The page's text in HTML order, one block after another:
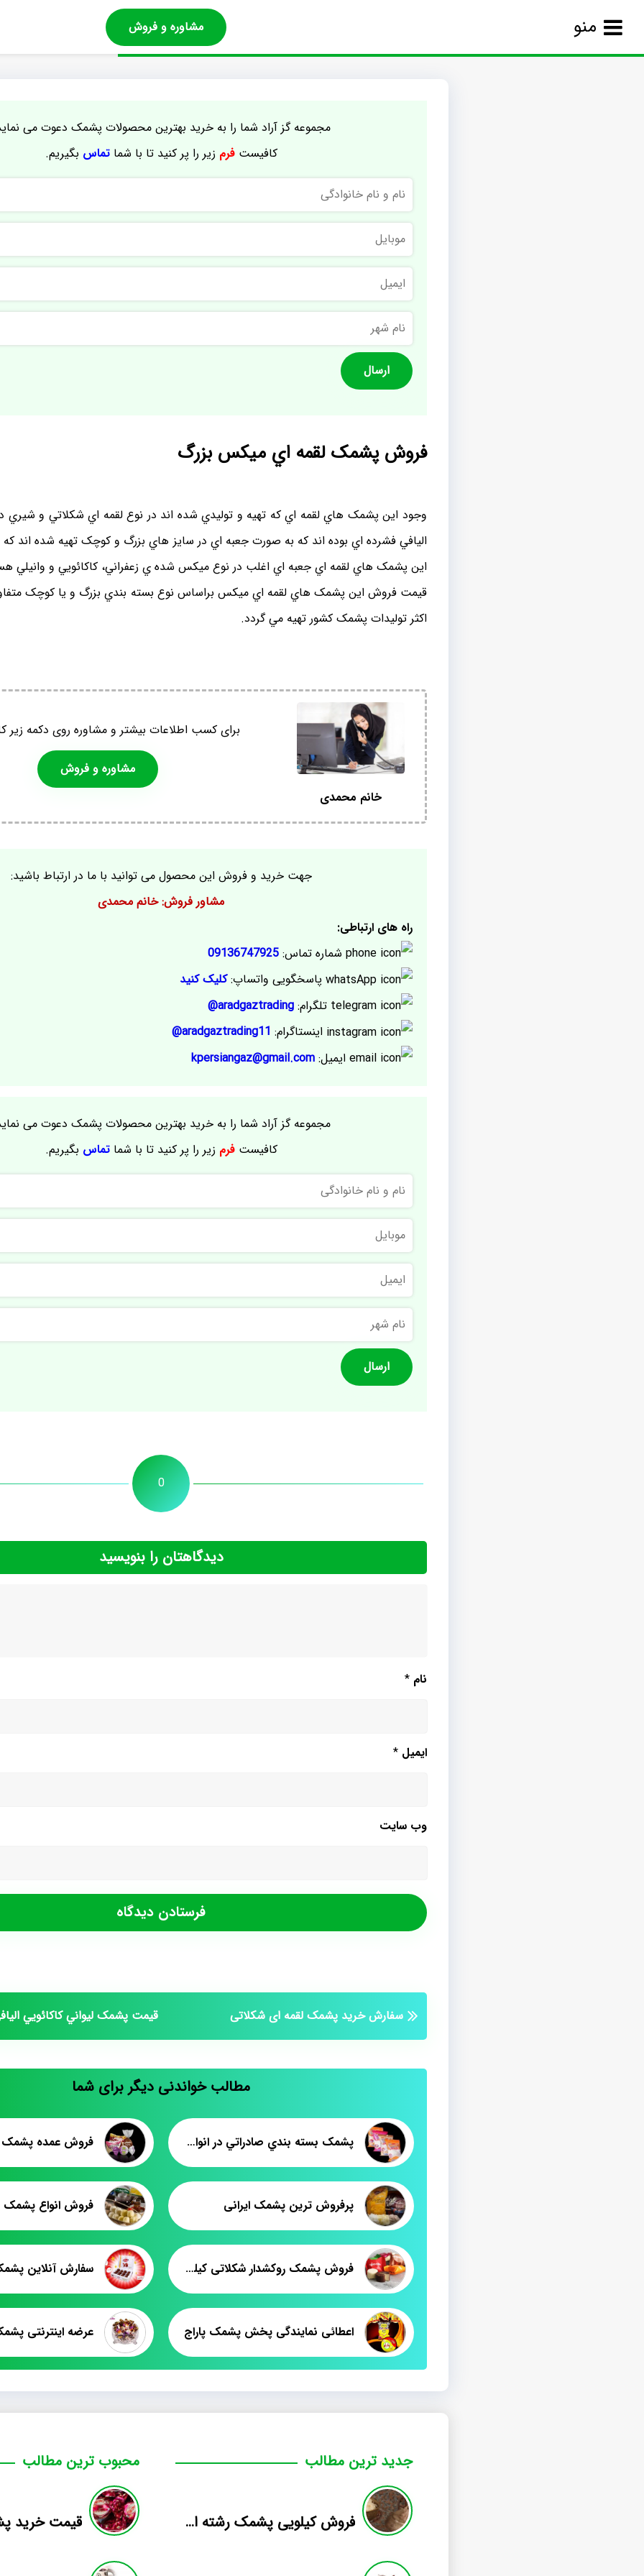
منو مشاوره و فروش
مجموعه گز آراد شما را به خرید بهترین محصولات پشمک دعوت می
کافیستفرم زیر را پر کنید تا با شماتماس بگیریم.
و
نام
خانوادگی
موبایل
ایمیل
نام
شهر
فروش پشمک لقمه اي ميکس بزرگ
وجود اين پشمک هاي لقمه اي که تهيه و توليدي شده اند در نوع لقمه اي شکلاتي و شيري
اليافي فشرده اي بوده اند که به صورت جعبه اي در سايز هاي بزرگ و کوچک تهيه شده اند
اين پشمک هاي لقمه اي جعبه اي اغلب در نوع ميکس شده ي زعفراني، کاکائويي و وانيلي
قيمت فروش اين پشمک هاي لقمه اي ميکس براساس نوع بسته بندي بزرگ و يا کوچک
اکثر توليدات پشمک کشور تهيه مي گردد.
خانم محمدی
برای کسب اطلاعات بیشتر و مشاوره روی دکمه زیر
مشاوره و فروش
جهت خرید و فروش این محصول می توانید با ما در ارتباط باشید:
مشاور فروش: خانم محمدی
راه های ارتباطی:
شماره تماس: 09136747925
پاسخگویی واتساپ:کلیک کنید
تلگرام: aradgaztrading@
اینستاگرام: aradgaztrading11@
ایمیل: kpersiangaz@gmail.com
مجموعه گز آراد شما را به خرید بهترین محصولات پشمک دعوت می
کافیستفرم زیر را پر کنید تا با شماتماس بگیریم.
و
نام
خانوادگی
موبایل
ایمیل
نام
شهر
0
دیدگاهتان را بنویسید
نام *
ایمیل *
وب‌ سایت
سفارش خرید پشمک لقمه ای شکلاتی قيمت پشمک ليواني کاکائويي
مطالب خواندنی دیگر برای شما
پشمک بسته بندي صادراتي در انواع طعم
پرفروش ترین پشمک ایرانی فروش انواع پشمک
فروش پشمک روکشدار شکلاتی کیلویی سفارش آنلاین
اعطائی نمایندگی پخش پشمک پاراج
جدید ترین مطالب
فروش کیلویی پشمک رشته ای طعم دار میوه
محبوب ترین مطالب